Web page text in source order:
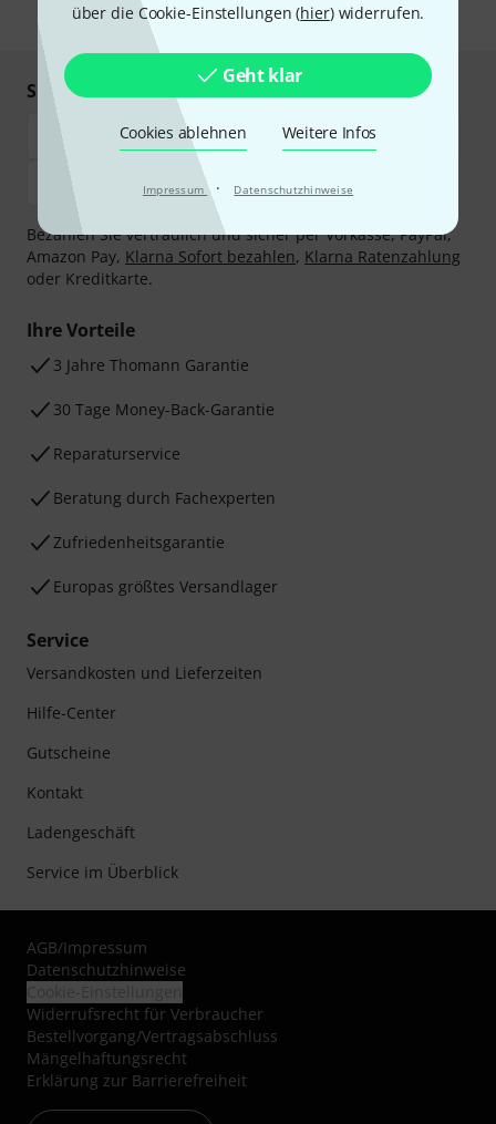
über die Cookie-Einstellungen (hier) widerrufen.
Geht klar
Cookies ablehnen Weitere Infos
Impressum · Datenschutzhinweise
* Pflichtfeld
Sicher einkaufen & bezahlen
Bezahlen Sie vertraulich und sicher per Vorkasse, PayPal,
Amazon Pay, Klarna Sofort bezahlen, Klarna Ratenzahlung
oder Kreditkarte.
Ihre Vorteile
3 Jahre Thomann Garantie
30 Tage Money-Back-Garantie
Reparaturservice
Beratung durch Fachexperten
Zufriedenheitsgarantie
Europas größtes Versandlager
Service
Versandkosten und Lieferzeiten
Hilfe-Center
Gutscheine
Kontakt
Ladengeschäft
Service im Überblick
AGB/Impressum
Datenschutzhinweise
Widerrufsrecht für Verbraucher
Bestellvorgang/Vertragsabschluss
Mängelhaftungsrecht
Erklärung zur Barrierefreiheit